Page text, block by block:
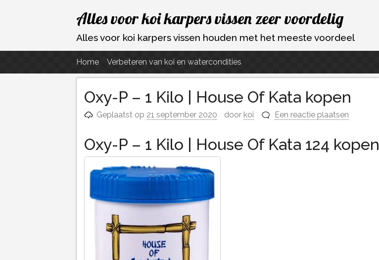
Ga
naar
de
Alles voor koi karpers vissen zeer voordelig
Alles voor koi karpers vissen houden met het meeste voordeel
Home Verbeteren van koi en watercondities
Oxy-P – 1 Kilo | House Of Kata kopen
Geplaatst op 21 september 2020 door koi Een reactie plaatsen
Oxy-P – 1 Kilo | House Of Kata 124 kopen